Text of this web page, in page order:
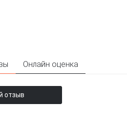
Онлайн оценка
отзыв